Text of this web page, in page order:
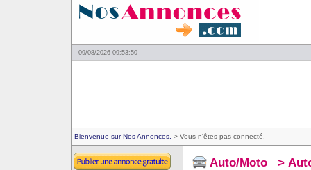
09/08/2026 09:53:50
Bienvenue sur Nos Annonces. > Vous n'êtes pas connecté.
Auto/Moto >